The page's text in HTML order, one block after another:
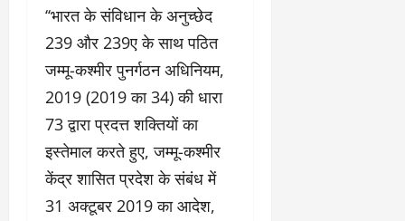
‘‘भारत के संविधान के अनुच्छेद
239 और 239ए के साथ पठित
जम्मू-कश्मीर पुनर्गठन अधिनियम,
2019 (2019 का 34) की धारा
73 द्वारा प्रदत्त शक्तियों का
इस्तेमाल करते हुए, जम्मू-कश्मीर
केंद्र शासित प्रदेश के संबंध में
31 अक्टूबर 2019 का आदेश,